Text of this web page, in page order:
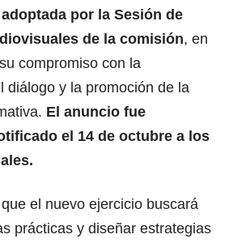
por la Sesión de
de la comisión, en
compromiso con la
diálogo y la promoción de la
El anuncio fue
el 14 de octubre a los
el nuevo ejercicio buscará
prácticas y diseñar estrategias